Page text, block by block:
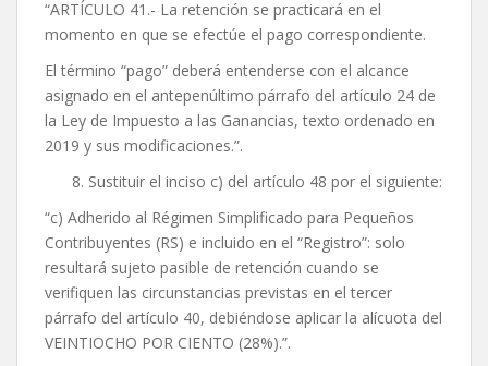
“ARTÍCULO 41.- La retención se practicará en el
momento en que se efectúe el pago correspondiente.
El término “pago” deberá entenderse con el alcance
asignado en el antepenúltimo párrafo del artículo 24 de
la Ley de Impuesto a las Ganancias, texto ordenado en
2019 y sus modificaciones.”.
Sustituir el inciso c) del artículo 48 por el siguiente:
“c) Adherido al Régimen Simplificado para Pequeños
Contribuyentes (RS) e incluido en el “Registro”: solo
resultará sujeto pasible de retención cuando se
verifiquen las circunstancias previstas en el tercer
párrafo del artículo 40, debiéndose aplicar la alícuota del
VEINTIOCHO POR CIENTO (28%).”.